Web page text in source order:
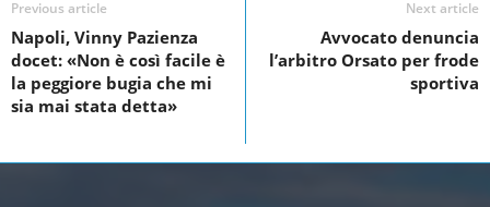
o
o
k
Previous article
Napoli, Vinny Pazienza
docet: «Non è così facile è
la peggiore bugia che mi
sia mai stata detta»
Next article
Avvocato denuncia
l’arbitro Orsato per frode
sportiva